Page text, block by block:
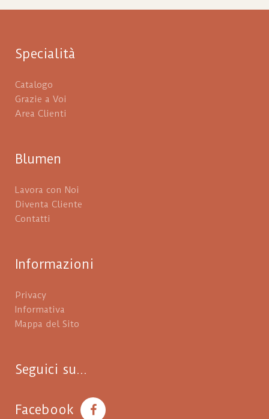
Specialità
Catalogo
Grazie a Voi
Area Clienti
Blumen
Lavora con Noi
Diventa Cliente
Contatti
Informazioni
Privacy
Informativa
Mappa del Sito
Seguici su...
Facebook